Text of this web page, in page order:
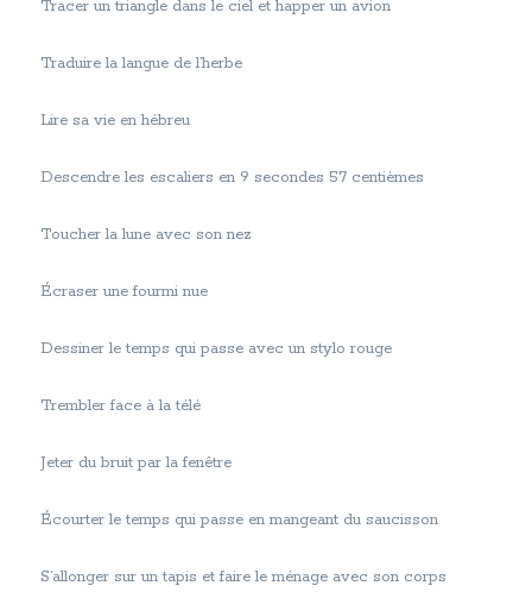
Tracer un triangle dans le ciel et happer un avion
Traduire la langue de l’herbe
Lire sa vie en hébreu
Descendre les escaliers en 9 secondes 57 centièmes
Toucher la lune avec son nez
Écraser une fourmi nue
Dessiner le temps qui passe avec un stylo rouge
Trembler face à la télé
Jeter du bruit par la fenêtre
Écourter le temps qui passe en mangeant du saucisson
S’allonger sur un tapis et faire le ménage avec son corps